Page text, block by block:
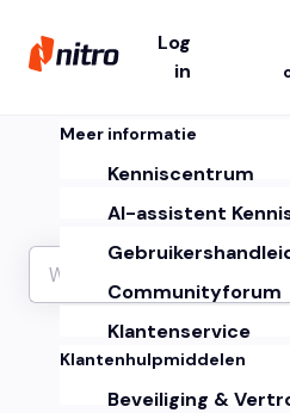
Log
in
Meer informatie
Kenniscentrum
AI-assistent
Communityforum
Klantenservice
Klantenhulpmiddelen
Beveiliging &